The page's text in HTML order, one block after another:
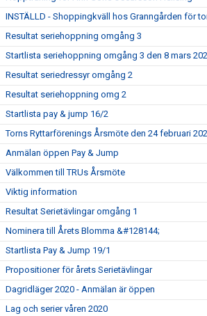
INSTÄLLD - Shoppingkväll hos Granngården för
Resultat seriehoppning omgång 3
Startlista seriehoppning omgång 3 den 8 mars
Resultat seriedressyr omgång 2
Resultat seriehoppning omg 2
Startlista pay & jump 16/2
Torns Ryttarförenings Årsmöte den 24 februari
Anmälan öppen Pay & Jump
Välkommen till TRUs Årsmöte
Viktig information
Resultat Serietävlingar omgång 1
Nominera till Årets Blomma &#128144;
Startlista Pay & Jump 19/1
Propositioner för årets Serietävlingar
Dagridläger 2020 - Anmälan är öppen
Lag och serier våren 2020